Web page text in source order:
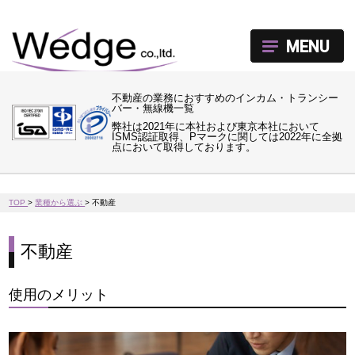
不動産の業務におすすめのインカム・トランシー
バー・無線機一覧
弊社は2021年に本社および東京本社において
ISMS認証取得、Pマークに関しては2022年に全拠
点において取得しております。
MENU
TOP>業種から選ぶ>不動産
不動産
使用のメリット